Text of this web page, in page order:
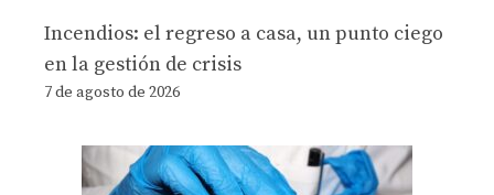
Incendios: el regreso a casa, un punto ciego
en la gestión de crisis
7 de agosto de 2026